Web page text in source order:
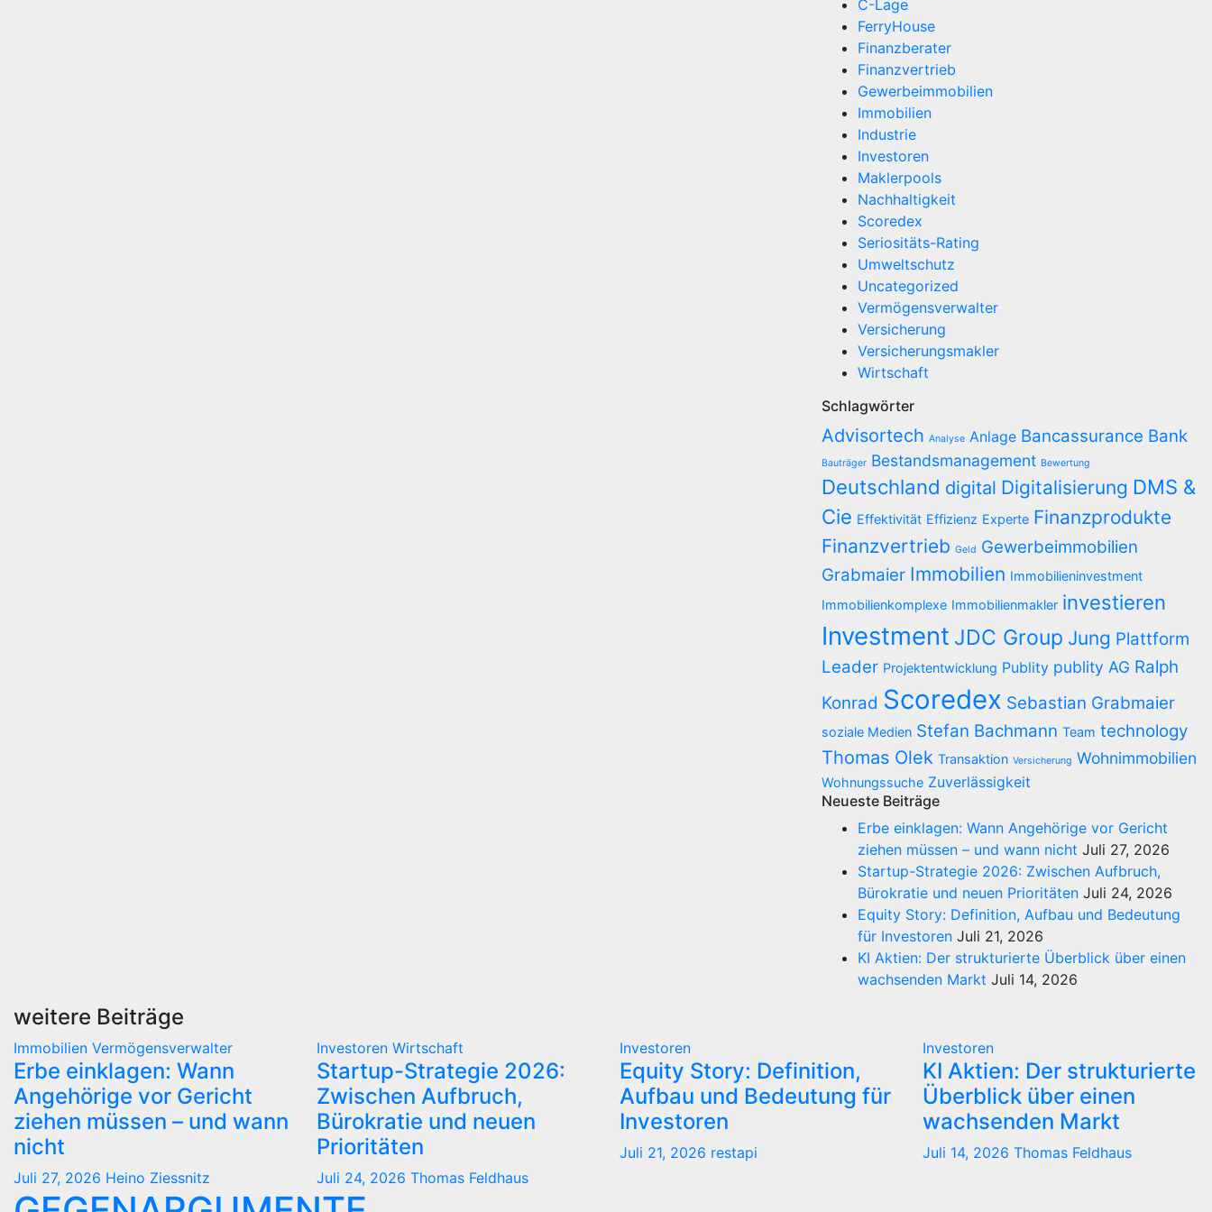
C-Lage
FerryHouse
Finanzberater
Finanzvertrieb
Gewerbeimmobilien
Immobilien
Industrie
Investoren
Maklerpools
Nachhaltigkeit
Scoredex
Seriositäts-Rating
Umweltschutz
Uncategorized
Vermögensverwalter
Versicherung
Versicherungsmakler
Wirtschaft
Schlagwörter
Advisortech Analyse Anlage Bancassurance Bank
Bauträger Bestandsmanagement Bewertung
Deutschland digital Digitalisierung DMS &
Cie Effektivität Effizienz Experte Finanzprodukte
Finanzvertrieb Geld Gewerbeimmobilien
Grabmaier Immobilien Immobilieninvestment
Immobilienkomplexe Immobilienmakler investieren
Investment JDC Group Jung Plattform
Leader Projektentwicklung Publity publity AG Ralph
Konrad Scoredex Sebastian Grabmaier
soziale Medien Stefan Bachmann Team technology
Thomas Olek Transaktion Versicherung Wohnimmobilien
Wohnungssuche Zuverlässigkeit
Neueste Beiträge
Erbe einklagen: Wann Angehörige vor Gericht
ziehen müssen – und wann nicht Juli 27, 2026
Startup-Strategie 2026: Zwischen Aufbruch,
Bürokratie und neuen Prioritäten Juli 24, 2026
Equity Story: Definition, Aufbau und Bedeutung
für Investoren Juli 21, 2026
KI Aktien: Der strukturierte Überblick über einen
wachsenden Markt Juli 14, 2026
weitere Beiträge
Immobilien Vermögensverwalter
Erbe einklagen: Wann
Angehörige vor Gericht
ziehen müssen – und wann
nicht
Juli 27, 2026 Heino Ziessnitz
Investoren Wirtschaft
Startup-Strategie 2026:
Zwischen Aufbruch,
Bürokratie und neuen
Prioritäten
Juli 24, 2026 Thomas Feldhaus
Investoren
Equity Story: Definition,
Aufbau und Bedeutung für
Investoren
Juli 21, 2026 restapi
Investoren
KI Aktien: Der strukturierte
Überblick über einen
wachsenden Markt
Juli 14, 2026 Thomas Feldhaus